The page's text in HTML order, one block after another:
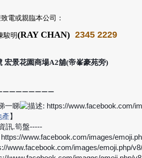
電或親臨本公司 ：
駿明(RAY CHAN) 2345 2229
宏景花園商場A2舖(帝峯豪苑旁)
一睇
產】
訊.筍盤-----